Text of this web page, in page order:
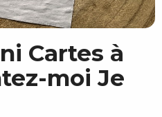
Cartes à
moi Je